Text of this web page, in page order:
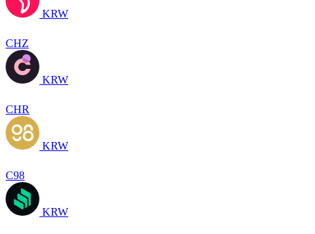
KRW
CHZ
KRW
CHR
KRW
C98
KRW